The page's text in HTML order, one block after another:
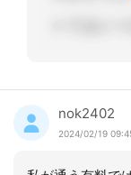
nok2402
2024/02/19